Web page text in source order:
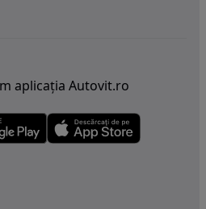
aplicația Autovit.ro